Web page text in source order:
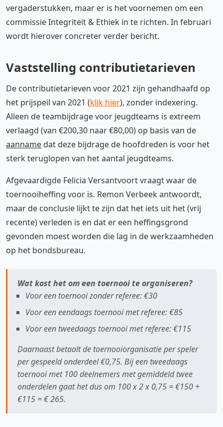
vergaderstukken, maar er is het voornemen om een
commissie Integriteit & Ethiek in te richten. In februari
wordt hierover concreter verder bericht.
Vaststelling contributietarieven
De contributietarieven voor 2021 zijn gehandhaafd op
het prijspeil van 2021 (klik hier), zonder indexering.
Alleen de teambijdrage voor jeugdteams is extreem
verlaagd (van €200,30 naar €80,00) op basis van de
aanname dat deze bijdrage de hoofdreden is voor het
sterk teruglopen van het aantal jeugdteams.
Afgevaardigde Felicia Versantvoort vraagt waar de
toernooiheffing voor is. Remon Verbeek antwoordt,
maar de conclusie lijkt te zijn dat het iets uit het (vrij
recente) verleden is en dat er een heffingsgrond
gevonden moest worden die lag in de werkzaamheden
op het bondsbureau.
Wat kost het om een toernooi te organiseren?
Voor een toernooi zonder referee: €30
Voor een eendaags toernooi met referee: €85
Voor een tweedaags toernooi met referee: €115
Daarnaast betaalt de toernooiorganisatie per speler
per gespeeld onderdeel €0,75. Bij een tweedaags
toernooi met 100 deelnemers met gemiddeld twee
onderdelen gaat het dus om 100 x 2 x 0,75 = €150 +
€115 = € 265.